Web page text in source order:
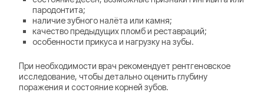
пародонтита;
наличие зубного налёта или камня;
качество предыдущих пломб и реставраций;
особенности прикуса и нагрузку на зубы.
При необходимости врач рекомендует рентгеновское
исследование, чтобы детально оценить глубину
поражения и состояние корней зубов.